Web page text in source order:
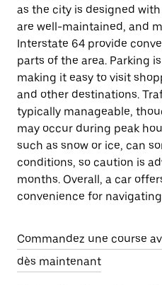
as the city is designed
are well-maintained, and
Interstate 64 provide
parts of the area. Parking
making it easy to visit
and other destinations.
typically manageable,
may occur during peak
such as snow or ice, can
conditions, so caution is
months. Overall, a car
convenience for
Commandez une course
dès maintenant